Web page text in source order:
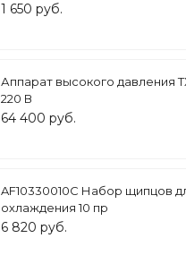
1 650 руб.
Аппарат высокого давления
220 В
64 400 руб.
AF10330010C Набор щипцов
охлаждения 10 пр
6 820 руб.